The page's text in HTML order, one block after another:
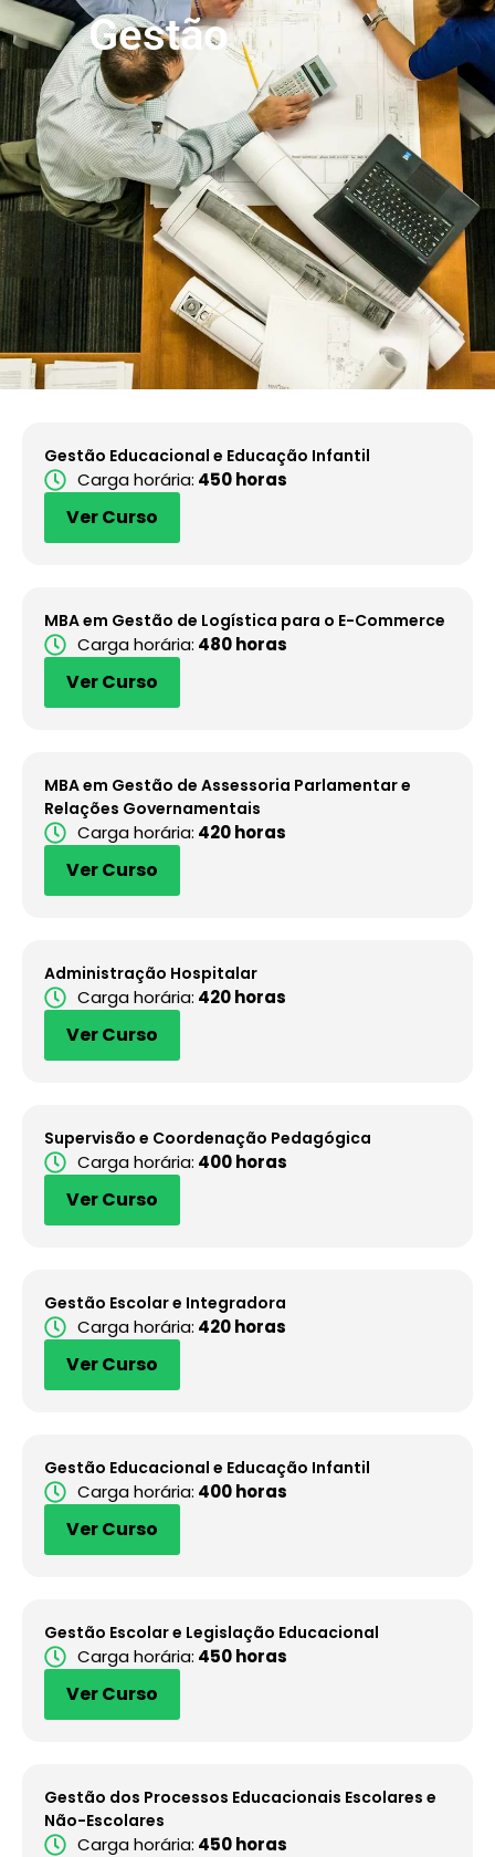
Gestão
Gestão Educacional e Educação Infantil
Carga horária: 450 horas
Ver Curso
MBA em Gestão de Logística para o E-Commerce
Carga horária: 480 horas
Ver Curso
MBA em Gestão de Assessoria Parlamentar e
Relações Governamentais
Carga horária: 420 horas
Ver Curso
Administração Hospitalar
Carga horária: 420 horas
Ver Curso
Supervisão e Coordenação Pedagógica
Carga horária: 400 horas
Ver Curso
Gestão Escolar e Integradora
Carga horária: 420 horas
Ver Curso
Gestão Educacional e Educação Infantil
Carga horária: 400 horas
Ver Curso
Gestão Escolar e Legislação Educacional
Carga horária: 450 horas
Ver Curso
Gestão dos Processos Educacionais Escolares e
Não-Escolares
Carga horária: 450 horas